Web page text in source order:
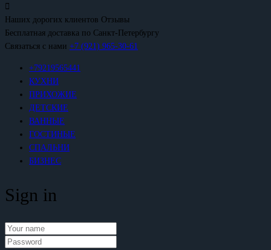
Наших дорогих клиентов Отзывы
Бесплатная доставка по Санкт-Петербургу
Связаться с нами +7 (921) 965-30-61
+79219565441
КУХНИ
ПРИХОЖИЕ
ДЕТСКИЕ
ВАННЫЕ
ГОСТИНЫЕ
СПАЛЬНИ
БИЗНЕС
Sign in